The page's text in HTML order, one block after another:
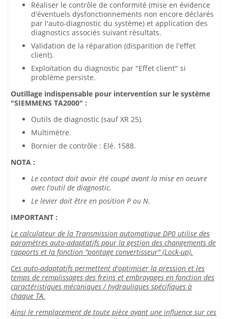
Réaliser le contrôle de conformité (mise en évidence
d'éventuels dysfonctionnements non encore déclarés
par l'auto-diagnostic du système) et application des
diagnostics associés suivant résultats.
Validation de la réparation (disparition de l'effet
client).
Exploitation du diagnostic par "Effet client" si
problème persiste.
Outillage indispensable pour intervention sur le système
"SIEMMENS TA2000" :
Outils de diagnostic (sauf XR 25).
Multimètre.
Bornier de contrôle : Elé. 1588.
NOTA :
Le contact doit avoir été coupé avant la mise en oeuvre
avec l'outil de diagnostic.
Le levier doit être en position P ou N.
IMPORTANT :
Le calculateur de la Transmission automatique DP0 utilise des
paramètres auto-adaptatifs pour la gestion des changements de
rapports et la fonction "pontage convertisseur" (Lock-up).
Ces auto-adaptatifs permettent d'optimiser la pression et les
temps de remplissages des freins et embrayages en fonction des
caractéristiques mécaniques / hydrauliques spécifiques à
chaque TA.
Ainsi le remplacement de toute pièce ayant une influence sur ces